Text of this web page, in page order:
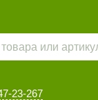
23-267